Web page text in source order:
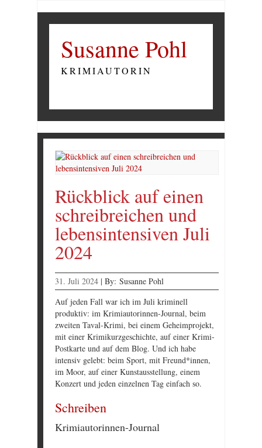
Susanne Pohl
KRIMIAUTORIN
Rückblick auf einen
schreibreichen und
lebensintensiven Juli
2024
31. Juli 2024 | By: Susanne Pohl
Auf jeden Fall war ich im Juli kriminell
produktiv: im Krimiautorinnen-Journal, beim
zweiten Taval-Krimi, bei einem Geheimprojekt,
mit einer Krimikurzgeschichte, auf einer Krimi-
Postkarte und auf dem Blog. Und ich habe
intensiv gelebt: beim Sport, mit Freund*innen,
im Moor, auf einer Kunstausstellung, einem
Konzert und jeden einzelnen Tag einfach so.
Schreiben
Krimiautorinnen-Journal